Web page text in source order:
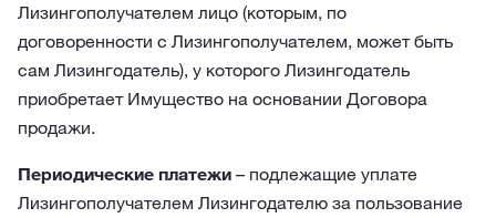
Лизингополучателем лицо (которым, по
договоренности с Лизингополучателем, может быть
сам Лизингодатель), у которого Лизингодатель
приобретает Имущество на основании Договора
продажи.
Периодические платежи – подлежащие уплате
Лизингополучателем Лизингодателю за пользование